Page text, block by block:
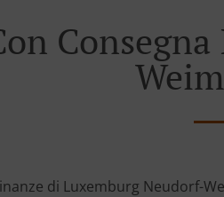
di Luxemburg Neudorf-